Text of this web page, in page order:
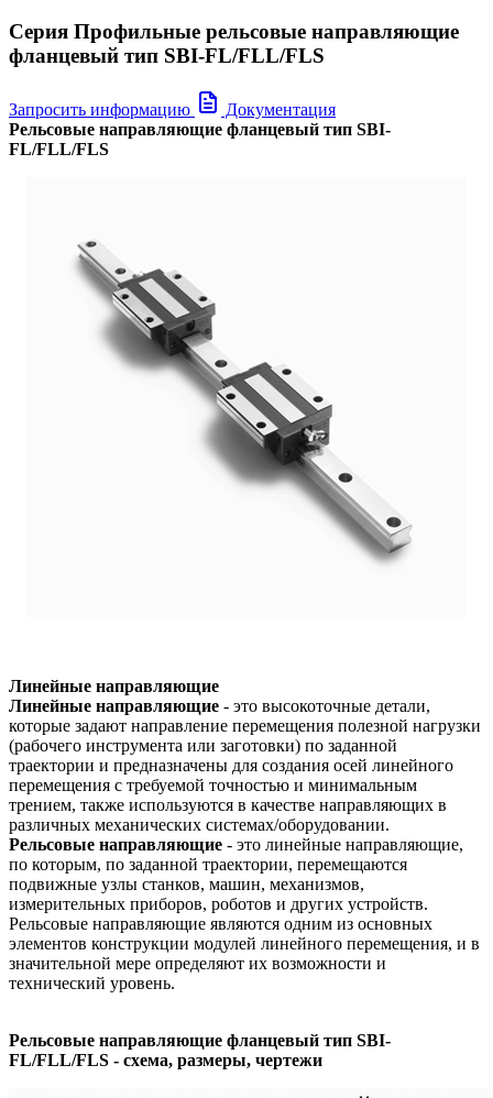
Серия Профильные рельсовые направляющие
фланцевый тип SBI-FL/FLL/FLS
Запросить информацию
Документация
Рельсовые направляющие фланцевый тип SBI-
FL/FLL/FLS
Линейные направляющие
Линейные направляющие - это высокоточные детали,
которые задают направление перемещения полезной нагрузки
(рабочего инструмента или заготовки) по заданной
траектории и предназначены для создания осей линейного
перемещения с требуемой точностью и минимальным
трением, также используются в качестве направляющих в
различных механических системах/оборудовании.
Рельсовые направляющие - это линейные направляющие,
по которым, по заданной траектории, перемещаются
подвижные узлы станков, машин, механизмов,
измерительных приборов, роботов и других устройств.
Рельсовые направляющие являются одним из основных
элементов конструкции модулей линейного перемещения, и в
значительной мере определяют их возможности и
технический уровень.
Рельсовые направляющие фланцевый тип SBI-
FL/FLL/FLS - схема, размеры, чертежи